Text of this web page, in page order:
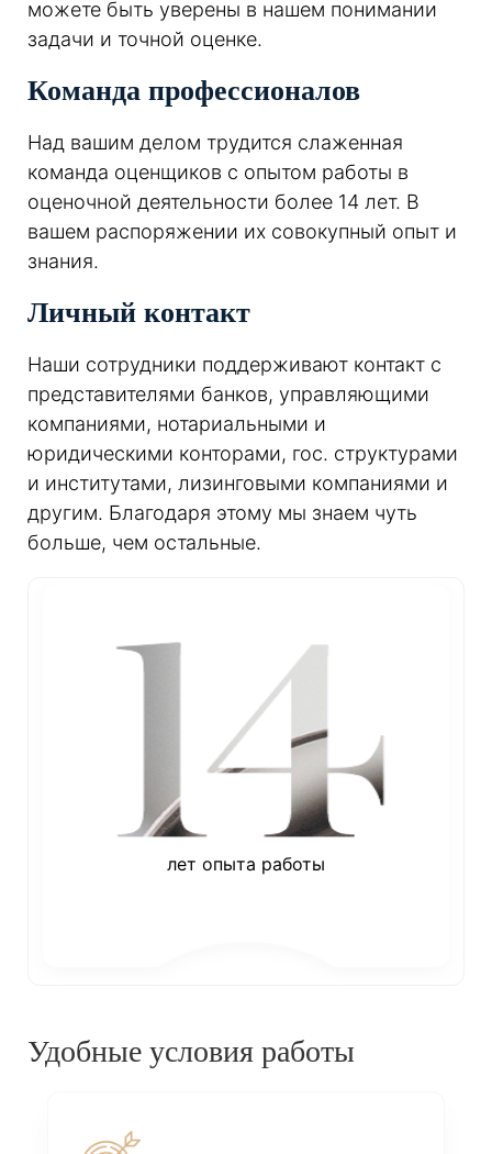
можете быть уверены в нашем понимании
задачи и точной оценке.
Команда профессионалов
Над вашим делом трудится слаженная
команда оценщиков с опытом работы в
оценочной деятельности более 14 лет. В
вашем распоряжении их совокупный опыт и
знания.
Личный контакт
Наши сотрудники поддерживают контакт с
представителями банков, управляющими
компаниями, нотариальными и
юридическими конторами, гос. структурами
и институтами, лизинговыми компаниями и
другим. Благодаря этому мы знаем чуть
больше, чем остальные.
лет опыта работы
Удобные условия работы